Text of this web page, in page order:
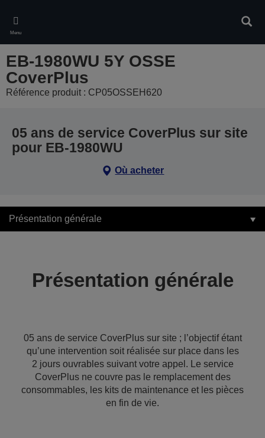
main
content
Menu
EB-1980WU 5Y OSSE
CoverPlus
Référence produit : CP05OSSEH620
05 ans de service CoverPlus sur site
pour EB-1980WU
Où acheter
Présentation générale
Présentation générale
05 ans de service CoverPlus sur site ; l’objectif étant
qu’une intervention soit réalisée sur place dans les
2 jours ouvrables suivant votre appel. Le service
CoverPlus ne couvre pas le remplacement des
consommables, les kits de maintenance et les pièces
en fin de vie.